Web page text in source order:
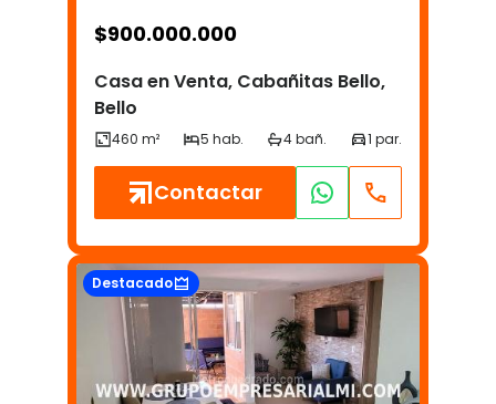
$900.000.000
Casa en Venta, Cabañitas Bello,
Bello
Contactar
Destacado